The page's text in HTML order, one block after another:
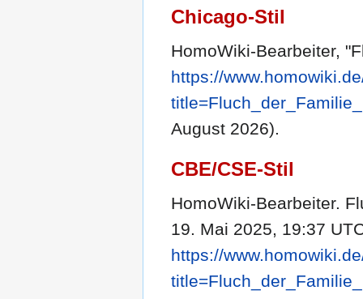
Chicago-Stil
HomoWiki-Bearbeiter,
https://
August 2026).
CBE/CSE-Stil
HomoWiki-Bearbeiter.
19. Mai 2025, 19:37
https://